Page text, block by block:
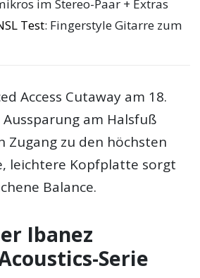
im Stereo-Paar + Extras
Test: Fingerstyle Gitarre zum
Access Cutaway am 18.
am Halsfuß
Zugang zu den höchsten
leichtere Kopfplatte sorgt
Balance.
Ibanez
Serie